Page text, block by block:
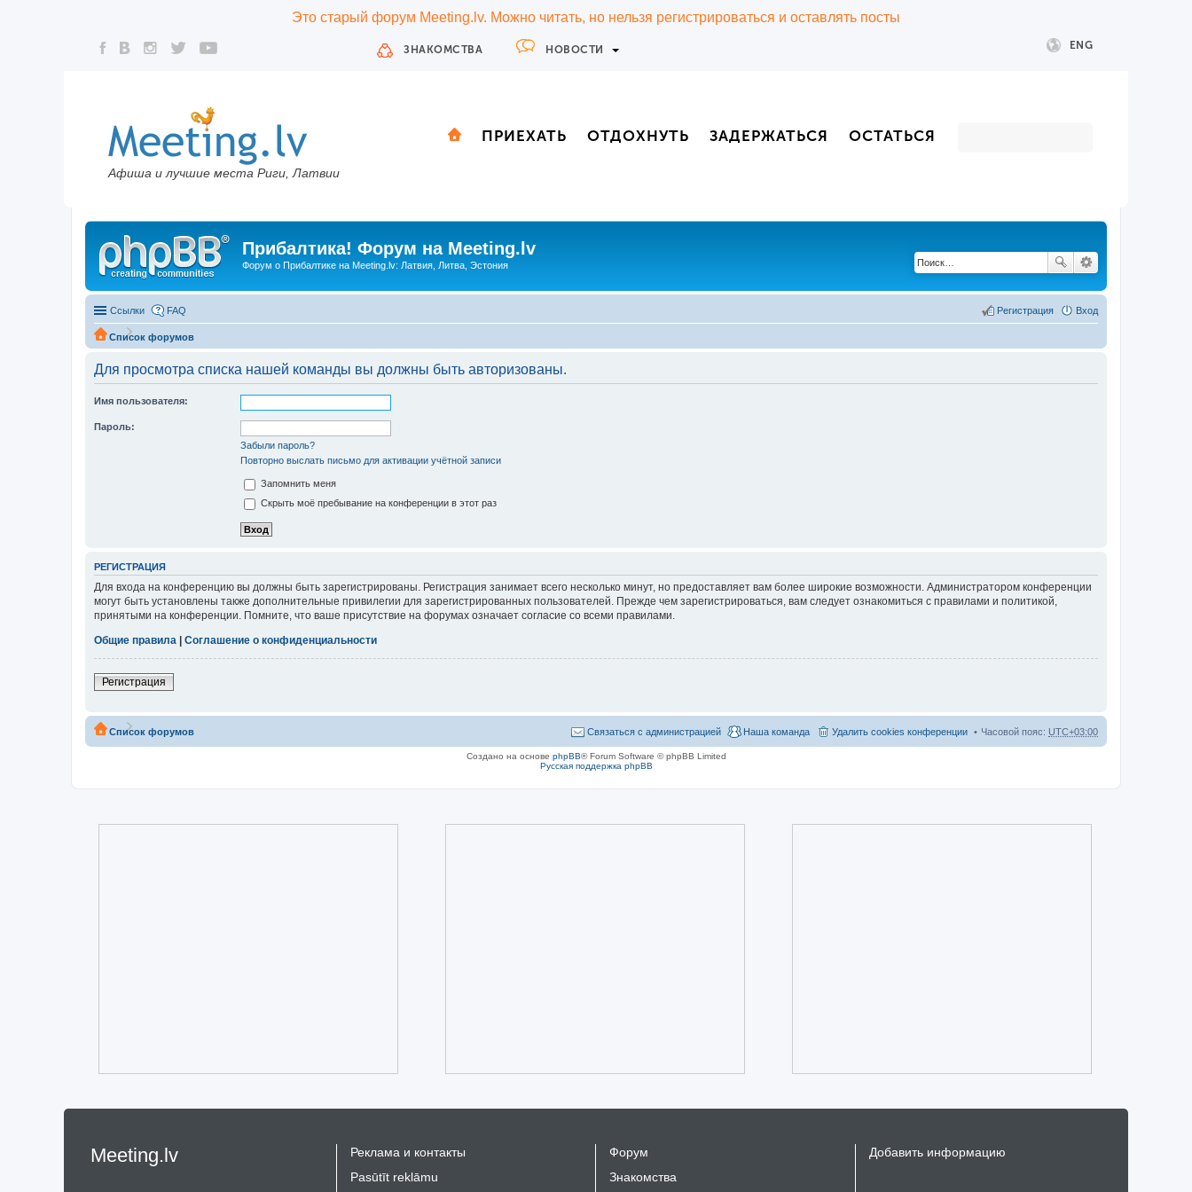
Это старый форум Meeting.lv. Можно читать, но нельзя регистрироваться и оставлять посты
ЗНАКОМСТВА НОВОСТИ ENG
Афиша и лучшие места Риги, Латвии
ПРИЕХАТЬ ОТДОХНУТЬ ЗАДЕРЖАТЬСЯ ОСТАТЬСЯ
Прибалтика! Форум на Meeting.lv
Форум о Прибалтике на Meeting.lv: Латвия, Литва, Эстония
Ссылки FAQ Вход
Регистрация
Список форумов
Для просмотра списка нашей команды вы должны быть авторизованы.
Имя пользователя:
Пароль:
Забыли пароль?
Повторно выслать письмо для активации учётной записи
Запомнить меня
Скрыть моё пребывание на конференции в этот раз
РЕГИСТРАЦИЯ
Для входа на конференцию вы должны быть зарегистрированы. Регистрация занимает всего несколько минут, но предоставляет вам более широкие возможности. Администратором конференции
могут быть установлены также дополнительные привилегии для зарегистрированных пользователей. Прежде чем зарегистрироваться, вам следует ознакомиться с правилами и политикой,
принятыми на конференции. Помните, что ваше присутствие на форумах означает согласие со всеми правилами.
Общие правила
Соглашение о конфиденциальности
Регистрация
Список форумов Часовой пояс: UTC+03:00
Удалить cookies конференции
Наша команда
Связаться с администрацией
Создано на основе phpBB® Forum Software © phpBB Limited
Русская поддержка phpBB
Meeting.lv
Реклама и контакты
Pasūtīt reklāmu
Форум
Знакомства
Добавить информацию